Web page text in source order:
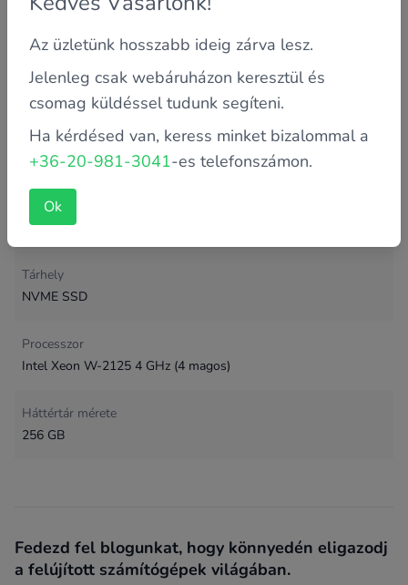
Jótállás típusa
2 év saját
Memória
32 GB
Memória típusa
DDR4
Tárhely
NVME SSD
Processzor
Intel Xeon W-2125 4 GHz (4 magos)
Háttértár mérete
256 GB
Fedezd fel blogunkat, hogy könnyedén eligazodj
a felújított számítógépek világában.
Az üzletünk hosszabb ideig zárva lesz.
Jelenleg csak webáruházon keresztül és
csomag küldéssel tudunk segíteni.
Ha kérdésed van, keress minket bizalommal a
+36-20-981-3041-es telefonszámon.
Ok